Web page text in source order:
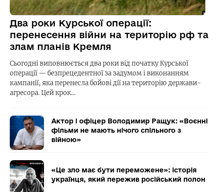
Два роки Курської операції:
перенесення війни на територію рф та
злам планів Кремля
Сьогодні виповнюється два роки від початку Курської
операції — безпрецедентної за задумом і виконанням
кампанії, яка перенесла бойові дії на територію держави-
агресора. Цей крок…
Актор і офіцер Володимир Ращук: «Воєнні
фільми не мають нічого спільного з
війною»
«Це зло має бути переможене»: історія
українця, який пережив російський полон